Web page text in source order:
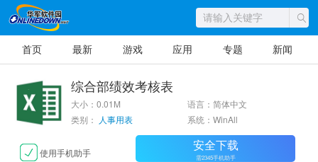
首页 最新 游戏 应用 专题 新闻
综合部绩效考核表
大小：0.01M
语言：简体中文
类别：
人事用表 系统：WinAll
使用手机助手 安全下载
需2345手机助手